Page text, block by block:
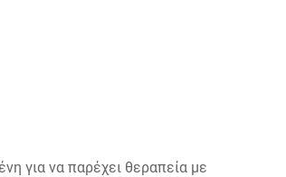
για να παρέχει θεραπεία με